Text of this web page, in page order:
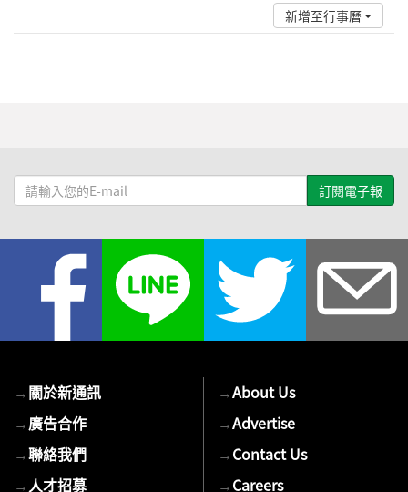
新增至行事曆
請
輸
→關於新通訊
→廣告合作
→聯絡我們
→人才招募
→About Us
→Advertise
→Contact Us
→Careers